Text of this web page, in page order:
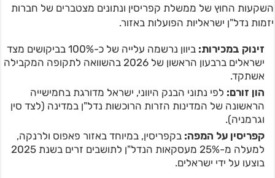
השקעות החוץ של ממשלת קפריסין ונתונים מצטברים של חברות
יזמות נדל"ן ישראליות הפועלות באזור.
זינוק במכירות:
ביוון נרשמה עלייה של כ-100% בביקושים מצד
ישראלים ברבעון הראשון של 2026 בהשוואה לתקופה המקבילה
אשתקד.
הון זורם: לפי נתוני הבנק היווני, ישראל מדורגת בחמישייה
הראשונה של המדינות הזרות הרוכשות נדל"ן במדינה (לצד סין
וגרמניה).
קפריסין על המפה: בקפריסין, במיוחד באזור פאפוס ולרנקה,
למעלה מ-25% מעסקאות הנדל"ן לתושבים זרים בשנת 2025
בוצעו על ידי ישראלים.